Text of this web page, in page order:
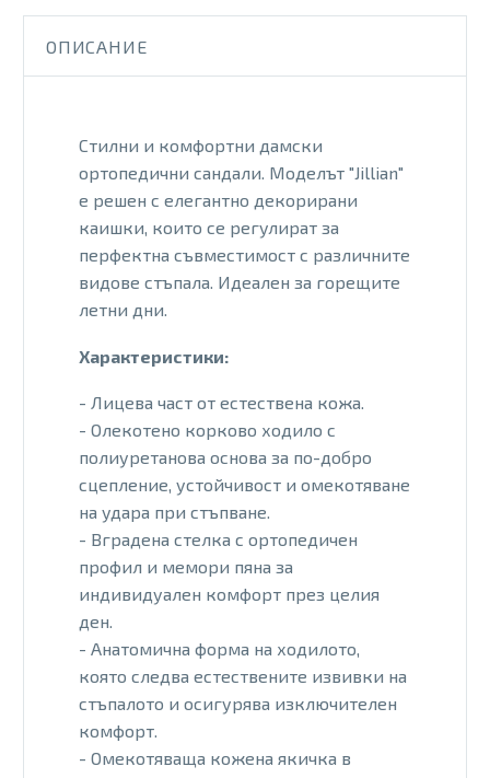
ОПИСАНИЕ
Стилни и комфортни дамски
ортопедични сандали. Моделът "Jillian"
е решен с елегантно декорирани
каишки, които се регулират за
перфектна съвместимост с различните
видове стъпала. Идеален за горещите
летни дни.
Характеристики:
- Лицева част от естествена кожа.
- Олекотено корково ходило с
полиуретанова основа за по-добро
сцепление, устойчивост и омекотяване
на удара при стъпване.
- Вградена стелка с ортопедичен
профил и мемори пяна за
индивидуален комфорт през целия
ден.
- Анатомична форма на ходилото,
която следва естествените извивки на
стъпалото и осигурява изключителен
комфорт.
- Омекотяваща кожена якичка в